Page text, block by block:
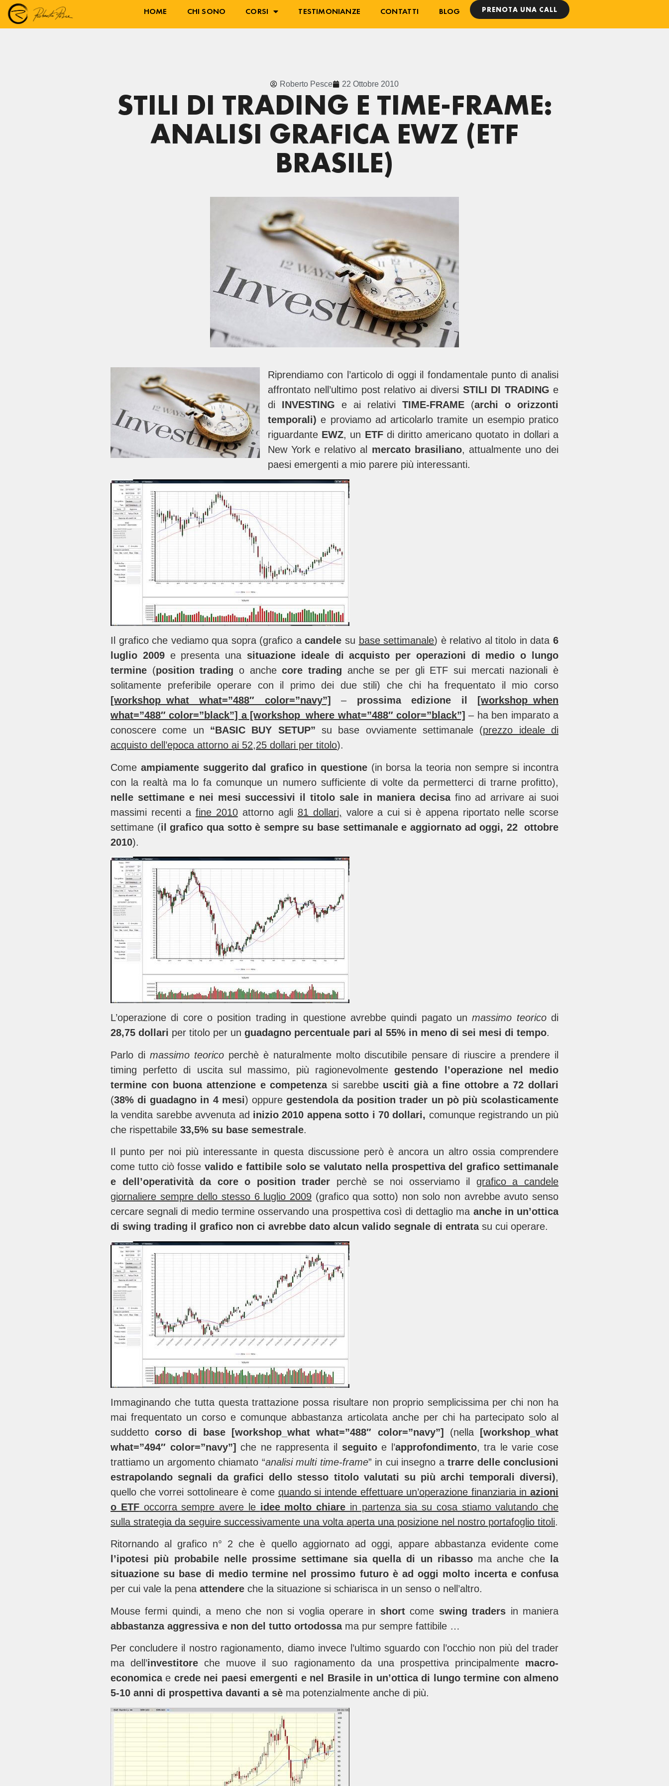
HOME CHI SONO CORSI TESTIMONIANZE CONTATTI BLOG PRENOTA UNA CALL
Roberto Pesce 22 Ottobre 2010
STILI DI TRADING E TIME-FRAME:
ANALISI GRAFICA EWZ (ETF
BRASILE)
Riprendiamo con l’articolo di oggi il fondamentale punto di analisi
affrontato nell’ultimo post relativo ai diversi STILI DI TRADING e
di INVESTING e ai relativi TIME-FRAME (archi o orizzonti
temporali) e proviamo ad articolarlo tramite un esempio pratico
riguardante EWZ, un ETF di diritto americano quotato in dollari a
New York e relativo al mercato brasiliano, attualmente uno dei
paesi emergenti a mio parere più interessanti.
Il grafico che vediamo qua sopra (grafico acandelesu base settimanale) è relativo al titolo in data6
luglio 2009e presenta una situazione ideale di acquisto per operazioni di medio o lungo
termine (position trading o anchecore trading anche se per gli ETF sui mercati nazionali è
solitamente preferibile operare con il primo dei due stili) che chi ha frequentato il mio corso
[workshop_what what=”488″ color=”navy”]
– prossima edizione il
[workshop_when
what=”488″ color=”black”] a [workshop_where what=”488″ color=”black”] – ha ben imparato a
conoscere come un “BASIC BUY SETUP” su base ovviamente settimanale (prezzo ideale di
acquisto dell’epoca attorno ai 52,25 dollari per titolo).
Come ampiamente suggerito dal grafico in questione(in borsa la teoria non sempre si incontra
con la realtà ma lo fa comunque un numero sufficiente di volte da permetterci di trarne profitto),
nelle settimane e nei mesi successivi il titolo sale in maniera decisafino ad arrivare ai suoi
massimi recenti a fine 2010attorno agli 81 dollari, valore a cui si è appena riportato nelle scorse
settimane (il grafico qua sotto è sempre su base settimanale e aggiornato ad oggi, 22 ottobre
2010).
L’operazione di core o position trading in questione avrebbe quindi pagato unmassimo teoricodi
28,75 dollari per titolo per un guadagno percentuale pari al 55% in meno di sei mesi di tempo.
Parlo di massimo teoricoperchè è naturalmente molto discutibile pensare di riuscire a prendere il
timing perfetto di uscita sul massimo, più ragionevolmentegestendo l’operazione nel medio
termine con buona attenzione e competenza si sarebbe usciti già a fine ottobre a 72 dollari
(38% di guadagno in 4 mesi) oppuregestendola da position trader un pò più scolasticamente
la vendita sarebbe avvenuta ad inizio 2010 appena sotto i 70 dollari, comunque registrando un più
che rispettabile 33,5% su base semestrale.
Il punto per noi più interessante in questa discussione però è ancora un altro ossia comprendere
come tutto ciò fossevalido e fattibile solo se valutato nella prospettiva del grafico settimanale
e dell’operatività da core o position trader perchè se noi osserviamo il grafico a candele
giornaliere sempre dello stesso 6 luglio 2009 (grafico qua sotto) non solo non avrebbe avuto senso
cercare segnali di medio termine osservando una prospettiva così di dettaglio ma anche in un’ottica
di swing trading il grafico non ci avrebbe dato alcun valido segnale di entrata su cui operare.
Immaginando che tutta questa trattazione possa risultare non proprio semplicissima per chi non ha
mai frequentato un corso e comunque abbastanza articolata anche per chi ha partecipato solo al
suddettocorso di base [workshop_what what=”488″ color=”navy”] (nella
[workshop_what
what=”494″ color=”navy”]che ne rappresenta il seguitoe l’approfondimento, tra le varie cose
trattiamo un argomento chiamato “analisi multi time-frame” in cui insegno atrarre delle conclusioni
estrapolando segnali da grafici dello stesso titolo valutati su più archi temporali diversi),
quello che vorrei sottolineare è come quando si intende effettuare un’operazione finanziaria inazioni
o ETFoccorra sempre avere le idee molto chiare in partenza sia su cosa stiamo valutando che
sulla strategia da seguire successivamente una volta aperta una posizione nel nostro portafoglio titoli.
Ritornando al grafico n° 2 che è quello aggiornato ad oggi, appare abbastanza evidente come
l’ipotesi più probabile nelle prossime settimane sia quella di un ribassoma anche che
la
situazione su base di medio termine nel prossimo futuro è ad oggi molto incerta e confusa
per cui vale la pena attendere che la situazione si schiarisca in un senso o nell’altro.
Mouse fermi quindi, a meno che non si voglia operare in shortcome swing traders in maniera
abbastanza aggressiva e non del tutto ortodossama pur sempre fattibile …
Per concludere il nostro ragionamento, diamo invece l’ultimo sguardo con l’occhio non più del trader
ma dell’investitoreche muove il suo ragionamento da una prospettiva principalmente macro-
economicae crede nei paesi emergenti e nel Brasile in un’ottica di lungo termine con almeno
5-10 anni di prospettiva davanti a sè ma potenzialmente anche di più.